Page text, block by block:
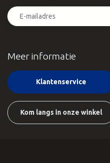
Meer informatie
Klantenservice
Kom langs in onze winkel